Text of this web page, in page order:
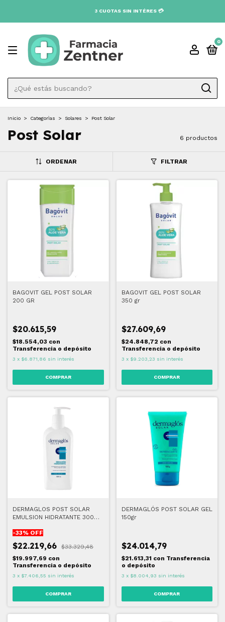
0
Inicio > Categorìas > Solares > Post Solar
Post Solar 6 productos
ORDENAR FILTRAR
BAGOVIT GEL POST SOLAR
200 GR
$20.615,59
$18.554,03 con
Transferencia o depósito
3 x $6.871,86 sin interés
BAGOVIT GEL POST SOLAR
350 gr
$27.609,69
$24.848,72 con
Transferencia o depósito
3 x $9.203,23 sin interés
DERMAGLOS POST SOLAR
EMULSION HIDRATANTE 300
-33% OFF
$22.219,66
$33.329,48
$19.997,69 con
Transferencia o depósito
3 x $7.406,55 sin interés
DERMAGLÓS POST SOLAR GEL
150gr
$24.014,79
$21.613,31 con Transferencia
o depósito
3 x $8.004,93 sin interés